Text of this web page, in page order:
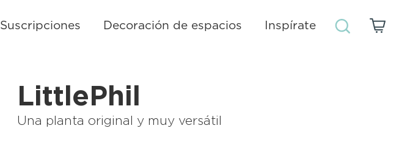
Suscripciones Decoración de espacios Inspírate
LittlePhil
Una planta original y muy versátil